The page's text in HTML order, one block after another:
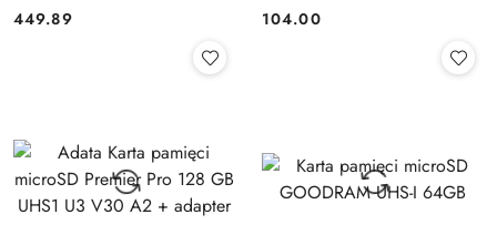
Cena:
Cena:
449.89 Cena:
Cena:
104.00